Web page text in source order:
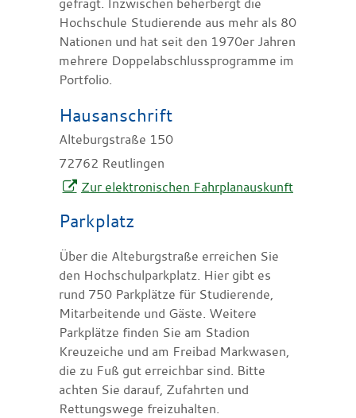
Hochschule Studierende aus mehr als 80
Nationen und hat seit den 1970er Jahren
mehrere Doppelabschlussprogramme im
Portfolio.
Hausanschrift
Alteburgstraße 150
72762 Reutlingen
Zur elektronischen Fahrplanauskunft
Parkplatz
Über die Alteburgstraße erreichen Sie
den Hochschulparkplatz. Hier gibt es
rund 750 Parkplätze für Studierende,
Mitarbeitende und Gäste. Weitere
Parkplätze finden Sie am Stadion
Kreuzeiche und am Freibad Markwasen,
die zu Fuß gut erreichbar sind. Bitte
achten Sie darauf, Zufahrten und
Rettungswege freizuhalten.